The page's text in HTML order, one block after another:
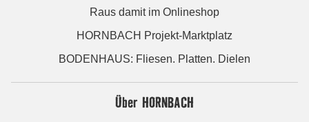
Raus damit im Onlineshop
HORNBACH Projekt-Marktplatz
BODENHAUS: Fliesen. Platten. Dielen
Über HORNBACH